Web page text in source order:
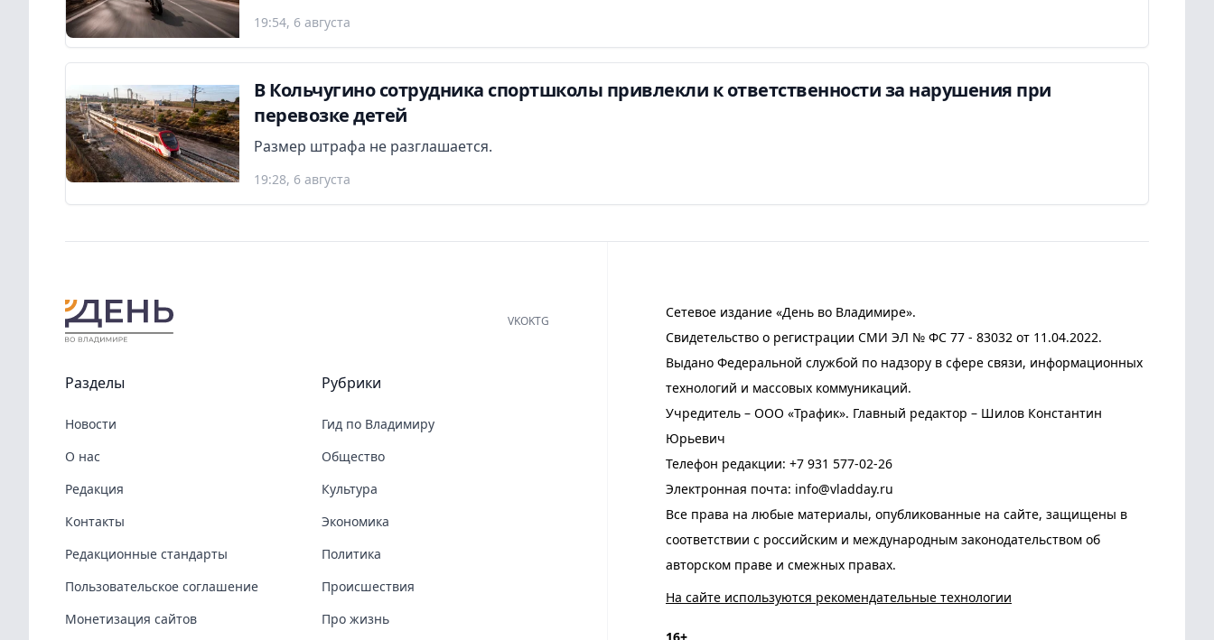
19:54, 6 августа
В Кольчугино сотрудника спортшколы привлекли к ответственности за нарушения при
перевозке детей
Размер штрафа не разглашается.
19:28, 6 августа
Сетевое издание «День во Владимире».
Свидетельство о регистрации СМИ ЭЛ № ФС 77 - 83032 от 11.04.2022.
Выдано Федеральной службой по надзору в сфере связи, информационных
технологий и массовых коммуникаций.
Учредитель – ООО «Трафик». Главный редактор – Шилов Константин
Юрьевич
Телефон редакции: +7 931 577-02-26
Электронная почта: info@vladday.ru
Все права на любые материалы, опубликованные на сайте, защищены в
соответствии с российским и международным законодательством об
авторском праве и смежных правах.
На сайте используются рекомендательные технологии
16+
VKOKTG
Разделы
Новости
О нас
Редакция
Контакты
Редакционные стандарты
Пользовательское соглашение
Монетизация сайтов
Рубрики
Гид по Владимиру
Общество
Культура
Экономика
Политика
Происшествия
Про жизнь